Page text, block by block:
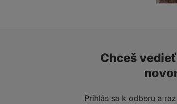
Chceš
Prihlás sa k odberu a